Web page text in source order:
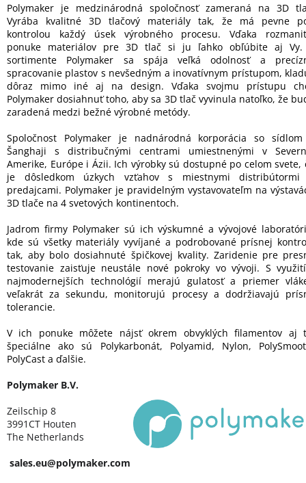
Polymaker je medzinárodná spoločnosť zameraná na 3D
Vyrába kvalitné 3D tlačový materiály tak, že má pevne
kontrolou každý úsek výrobného procesu. Vďaka
ponuke materiálov pre 3D tlač si ju ľahko obľúbite aj Vy.
sortimente Polymaker sa spája veľká odolnosť a
spracovanie plastov s nevšedným a inovatívnym prístupom,
dôraz mimo iné aj na design. Vďaka svojmu prístupu
Polymaker dosiahnuť toho, aby sa 3D tlač vyvinula natoľko, že
zaradená medzi bežné výrobné metódy.
Spoločnost Polymaker je nadnárodná korporácia so
Šanghaji s distribučnými centrami umiestnenými v
Amerike, Európe i Ázii. Ich výrobky sú dostupné po celom svete,
je dôsledkom úzkych vzťahov s miestnymi
predajcami. Polymaker je pravidelným vystavovateľm na
3D tlače na 4 svetových kontinentoch.
Jadrom firmy Polymaker sú ich výskumné a vývojové
kde sú všetky materiály vyvíjané a podrobované prísnej
tak, aby bolo dosiahnuté špičkovej kvality. Zaridenie pre
testovanie zaisťuje neustále nové pokroky vo vývoji. S
najmodernejších technológií merajú gulatosť a priemer
veľakrát za sekundu, monitorujú procesy a dodržiavajú
tolerancie.
V ich ponuke môžete nájsť okrem obvyklých filamentov aj
špeciálne ako sú Polykarbonát, Polyamid, Nylon,
PolyCast a ďalšie.
Polymaker B.V.
Zeilschip 8
3991CT Houten
The Netherlands
sales.eu@polymaker.com